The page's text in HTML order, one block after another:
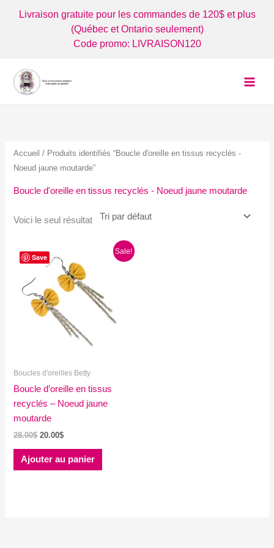
Livraison gratuite pour les commandes de 120$ et plus
(Québec et Ontario seulement)
Code promo: LIVRAISON120
Accueil / Produits identifiés “Boucle d'oreille en tissus recyclés -
Noeud jaune moutarde”
Boucle d'oreille en tissus recyclés - Noeud jaune moutarde
Voici le seul résultat
Save
Sale!
Boucles d'oreilles Betty
Boucle d’oreille en tissus
recyclés – Noeud jaune
moutarde
28.00$ Le
initial
20.00$Le
actuel
est :
Ajouter au panier